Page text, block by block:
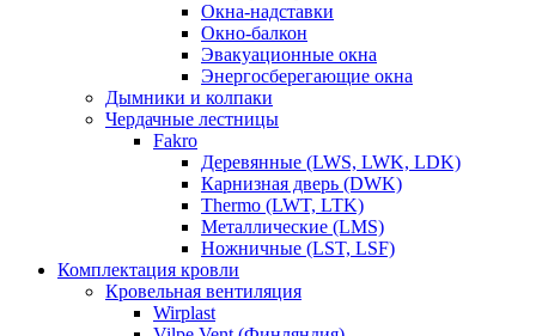
Окна-надставки
Окно-балкон
Эвакуационные окна
Энергосберегающие окна
Дымники и колпаки
Чердачные лестницы
Fakro
Деревянные (LWS, LWK, LDK)
Карнизная дверь (DWK)
Thermo (LWT, LTK)
Металлические (LMS)
Ножничные (LST, LSF)
Комплектация кровли
Кровельная вентиляция
Wirplast